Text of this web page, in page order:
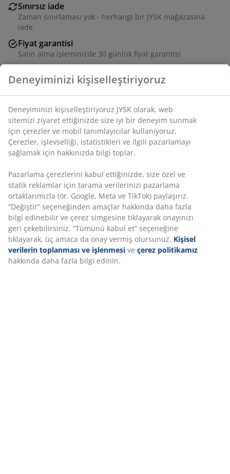
Sınırsız iade
Zaman sınırlaması yok - herhangi bir JYSK mağazasına
iade
Fiyat garantisi
Satın alma işleminizde 30 günlük fiyat garantisi
Seçtiğiniz hızlı ve kolay teslimat
SKU: 6507100
Özellikler
İncelemeler
(24)
Teslimat
Deneyiminizi kişiselleştiriyoruz
Deneyiminizi kişiselleştiriyoruz JYSK olarak, web sitemizi
ziyaret ettiğinizde size iyi bir deneyim sunmak için
çerezler ve mobil tanımlayıcılar kullanıyoruz. Çerezler,
işlevselliği, istatistikleri ve ilgili pazarlamayı sağlamak için
hakkınızda bilgi toplar.
Pazarlama çerezlerini kabul ettiğinizde, size özel ve statik
reklamlar için tarama verilerinizi pazarlama ortaklarımızla
(ör. Google, Meta ve TikTok) paylaşırız. “Değiştir”
seçeneğinden amaçlar hakkında daha fazla bilgi edinebilir
ve çerez simgesine tıklayarak onayınızı geri çekebilirsiniz.
“Tümünü kabul et” seçeneğine tıklayarak, üç amaca da